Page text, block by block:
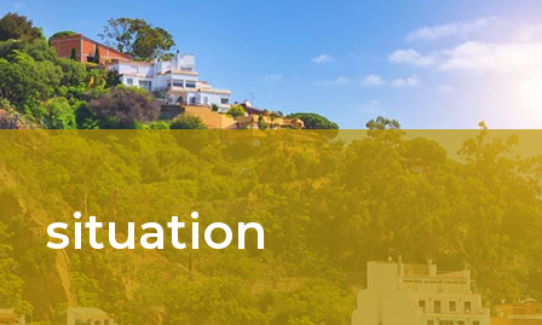
situation